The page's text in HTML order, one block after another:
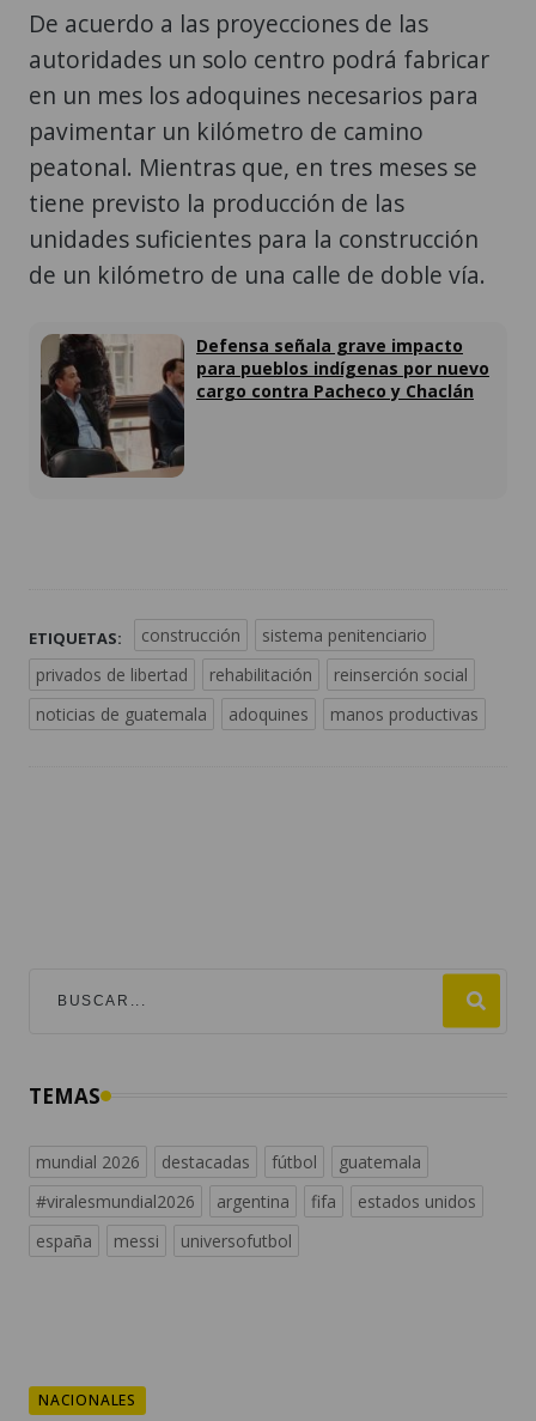
De acuerdo a las proyecciones de las
autoridades un solo centro podrá fabricar
en un mes los adoquines necesarios para
pavimentar un kilómetro de camino
peatonal. Mientras que, en tres meses se
tiene previsto la producción de las
unidades suficientes para la construcción
de un kilómetro de una calle de doble vía.
Defensa señala grave impacto
para pueblos indígenas por nuevo
cargo contra Pacheco y Chaclán
ETIQUETAS: construcción
sistema penitenciario
privados de libertad
rehabilitación
reinserción social
noticias de guatemala
adoquines manos productivas
TEMAS
mundial 2026 destacadas fútbol
guatemala
#viralesmundial2026
argentina fifa
estados unidos
españa
messi universofutbol
NACIONALES